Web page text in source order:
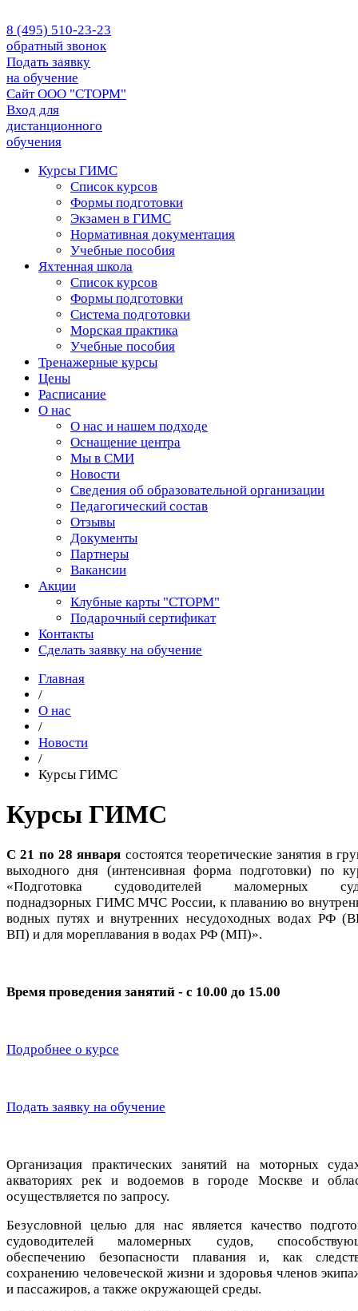
8 (495) 510-23-23
обратный звонок
Подать заявку
на обучение
Сайт ООО "СТОРМ"
Вход для
дистанционного
обучения
Курсы ГИМС
Список курсов
Формы подготовки
Экзамен в ГИМС
Нормативная документация
Учебные пособия
Яхтенная школа
Список курсов
Формы подготовки
Cистема подготовки
Морская практика
Учебные пособия
Тренажерные курсы
Цены
Расписание
О нас
О нас и нашем подходе
Оснащение центра
Мы в СМИ
Новости
Сведения об образовательной организации
Педагогический состав
Отзывы
Документы
Партнеры
Вакансии
Акции
Клубные карты "СТОРМ"
Подарочный сертификат
Контакты
Сделать заявку на обучение
Главная
/
О нас
/
Новости
/
Курсы ГИМС
Курсы ГИМС
С 21 по 28 января состоятся теоретические занятия в
выходного дня (интенсивная форма подготовки) по
«Подготовка судоводителей маломерных
поднадзорных ГИМС МЧС России, к плаванию во
водных путях и внутренних несудоходных водах РФ
ВП) и для мореплавания в водах РФ (МП)».
Время проведения занятий - с 10.00 до 15.00
Подробнее о курсе
Подать заявку на обучение
Организация практических занятий на моторных
акваториях рек и водоемов в городе Москве и
осуществляется по запросу.
Безусловной целью для нас является качество
судоводителей маломерных судов,
обеспечению безопасности плавания и, как
сохранению человеческой жизни и здоровья членов
и пассажиров, а также окружающей среды.